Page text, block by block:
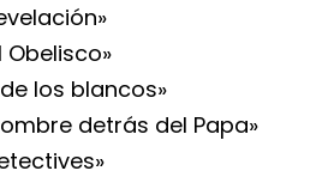
Obelisco»
los blancos»
detrás del Papa»